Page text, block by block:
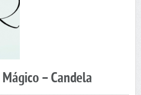
– Candela